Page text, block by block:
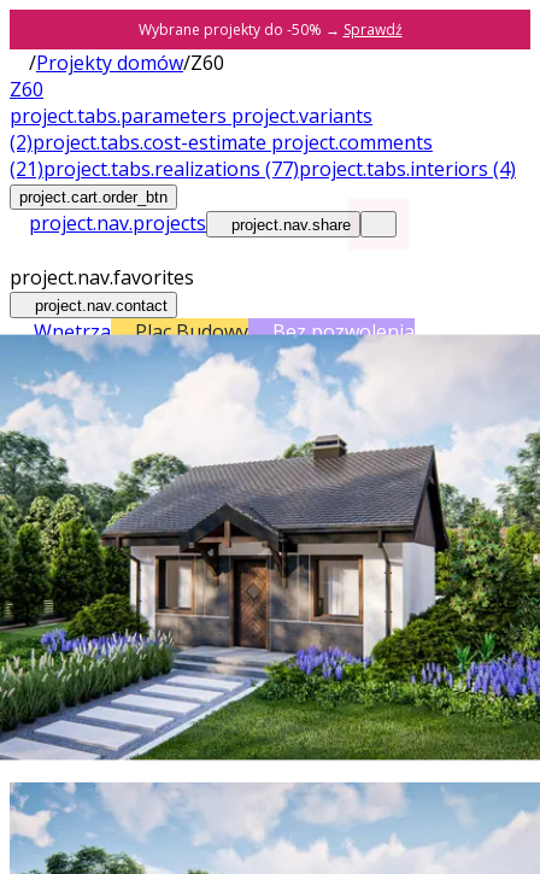
Wybrane projekty do -50% → Sprawdź
/Projekty domów/Z60
Z60
project.tabs.parameters project.variants
(2)project.tabs.cost-estimate project.comments
(21)project.tabs.realizations (77)project.tabs.interiors (4)
project.cart.order_btn
project.nav.projects project.nav.share
project.nav.favorites
project.nav.contact
Wnętrza Plac Budowy Bez pozwolenia